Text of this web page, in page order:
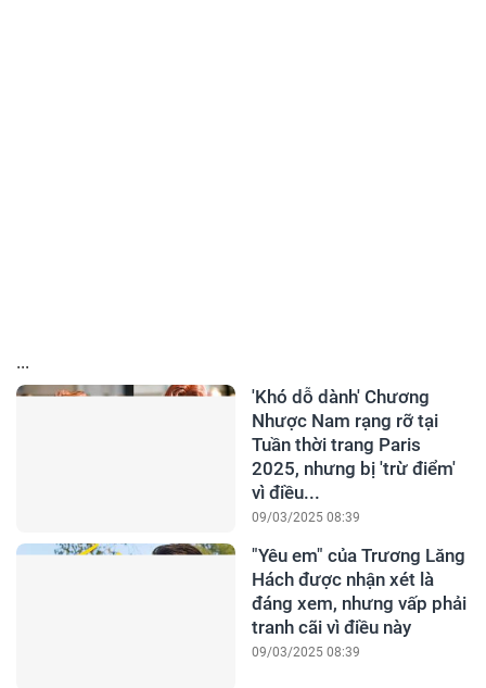
...
'Khó dỗ dành' Chương
Nhược Nam rạng rỡ tại
Tuần thời trang Paris
2025, nhưng bị 'trừ điểm'
vì điều...
09/03/2025 08:39
"Yêu em" của Trương Lăng
Hách được nhận xét là
đáng xem, nhưng vấp phải
tranh cãi vì điều này
09/03/2025 08:39